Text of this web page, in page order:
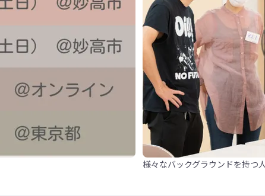
様々なバックグラウンドを持つ